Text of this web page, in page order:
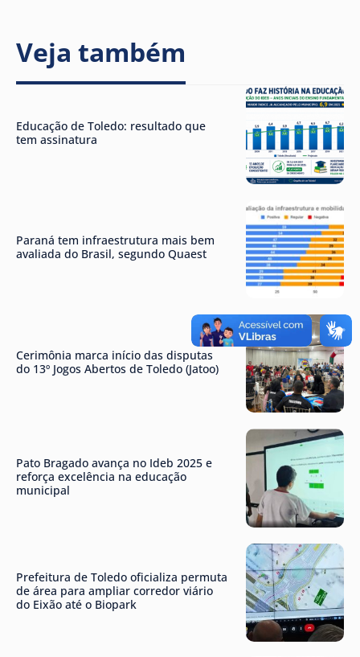
Veja também
Educação de Toledo: resultado que
tem assinatura
Paraná tem infraestrutura mais bem
avaliada do Brasil, segundo Quaest
Cerimônia marca início das disputas
do 13º Jogos Abertos de Toledo (Jatoo)
Pato Bragado avança no Ideb 2025 e
reforça excelência na educação
municipal
Prefeitura de Toledo oficializa permuta
de área para ampliar corredor viário
do Eixão até o Biopark